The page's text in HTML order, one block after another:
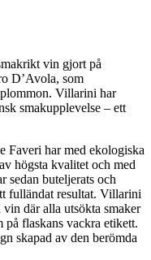
vin gjort på
D’Avola, som
Villarini har
smakupplevelse – ett
Faveri har med ekologiska
högsta kvalitet och med
sedan buteljerats och
fulländat resultat. Villarini
där alla utsökta smaker
på flaskans vackra etikett.
skapad av den berömda